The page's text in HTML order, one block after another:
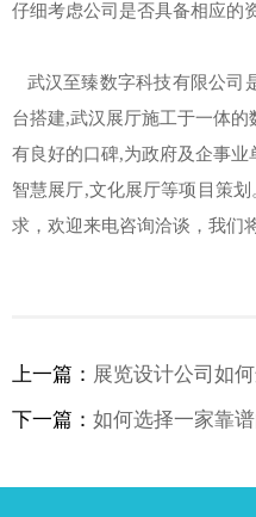
仔细考虑公司是否具备相应的
武汉至臻数字科技有限公司
台搭建,武汉展厅施工于一体
有良好的口碑,为政府及企事
智慧展厅,文化展厅等项目策
求，欢迎来电咨询洽谈，我们
上一篇： 展览设计公司如何选
下一篇： 如何选择一家靠